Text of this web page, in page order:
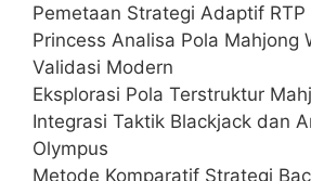
Pemetaan Strategi Adaptif
Princess Analisa Pola Mahjong
Validasi Modern
Eksplorasi Pola Terstruktur
Integrasi Taktik Blackjack dan
Olympus
Metode Komparatif Strategi